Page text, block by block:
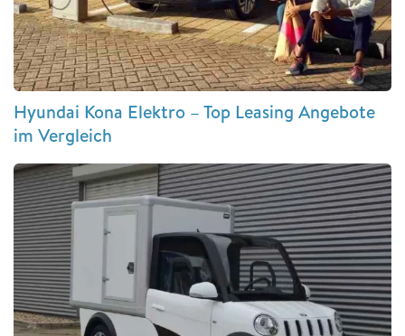
Hyundai Kona Elektro – Top Leasing Angebote
im Vergleich